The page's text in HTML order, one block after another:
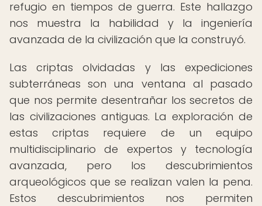
refugio en tiempos de guerra. Este hallazgo
nos muestra la habilidad y la ingeniería
avanzada de la civilización que la construyó.
Las criptas olvidadas y las expediciones
subterráneas son una ventana al pasado
que nos permite desentrañar los secretos de
las civilizaciones antiguas. La exploración de
estas criptas requiere de un equipo
multidisciplinario de expertos y tecnología
avanzada, pero los descubrimientos
arqueológicos que se realizan valen la pena.
Estos descubrimientos nos permiten